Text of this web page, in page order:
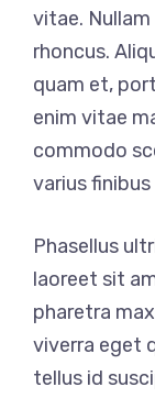
vitae.
rhoncus.
quam et,
enim vitae
commodo
varius
Phasellus
laoreet sit
pharetra
viverra eget
tellus id